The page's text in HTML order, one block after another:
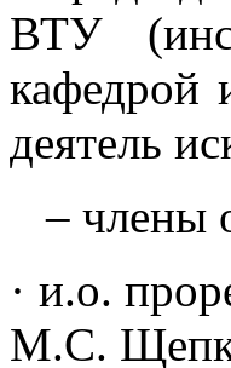
ВТУ
кафедрой
деятель
– члены
· и.о.
М.С.